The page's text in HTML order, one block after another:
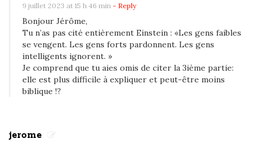
a
h
»
d
9 juillet 2023 at 15 h 46 min - Reply
Bonjour Jérôme,
Tu n’as pas cité entièrement Einstein : «Les gens faibles
se vengent. Les gens forts pardonnent. Les gens
intelligents ignorent. »
Je comprend que tu aies omis de citer la 3ième partie:
elle est plus difficile à expliquer et peut-être moins
biblique !?
jerome